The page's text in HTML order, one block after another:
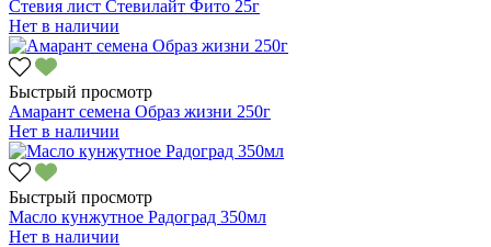
Стевия лист Стевилайт Фито 25г
Нет в наличии
Быстрый просмотр
Амарант семена Образ жизни 250г
Нет в наличии
Быстрый просмотр
Масло кунжутное Радоград 350мл
Нет в наличии